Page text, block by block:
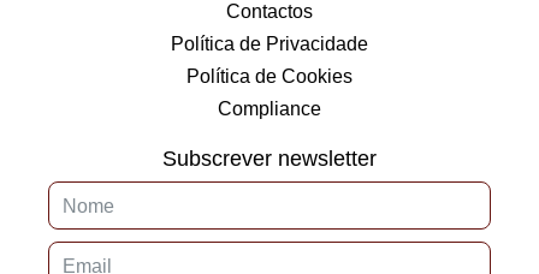
Contactos
Política de Privacidade
Política de Cookies
Compliance
Subscrever newsletter